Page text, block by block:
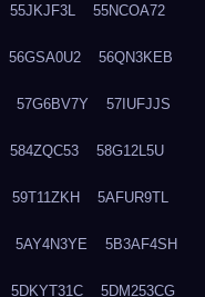
55JKJF3L 55NCOA72
56GSA0U2 56QN3KEB
57G6BV7Y 57IUFJJS
584ZQC53 58G12L5U
59T11ZKH 5AFUR9TL
5AY4N3YE 5B3AF4SH
5DKYT31C 5DM253CG